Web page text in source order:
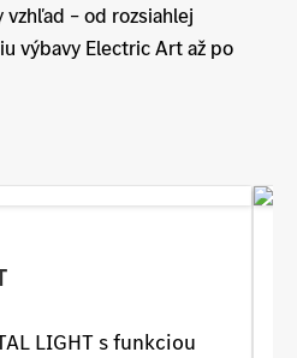
– od rozsiahlej
výbavy Electric Art až po
LIGHT s funkciou